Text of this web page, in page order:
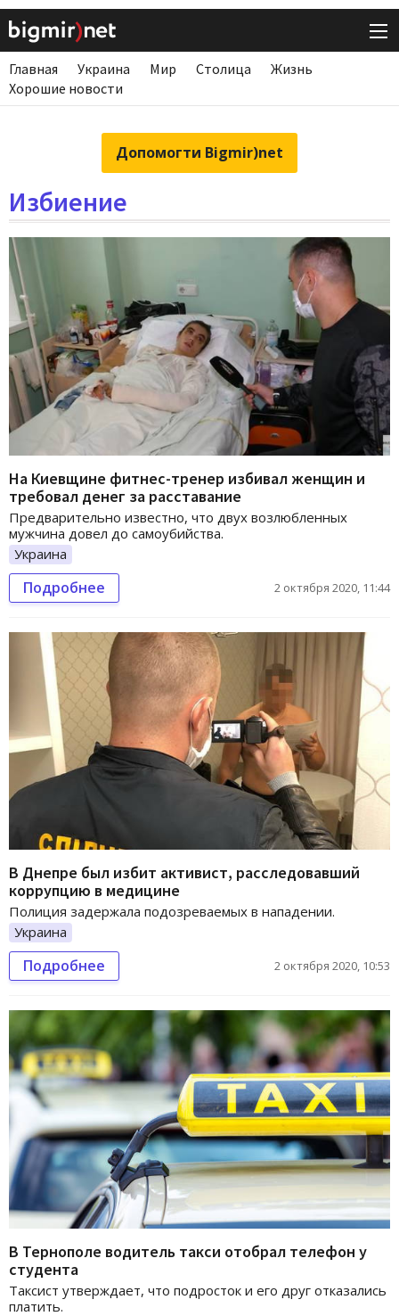
Главная Украина Мир Столица
Жизнь
Хорошие новости
Допомогти Bigmir)net
Избиение
На Киевщине фитнес-тренер избивал женщин и
требовал денег за расставание
Предварительно известно, что двух возлюбленных
мужчина довел до самоубийства.
Украина
Подробнее 2 октября 2020, 11:44
В Днепре был избит активист, расследовавший
коррупцию в медицине
Полиция задержала подозреваемых в нападении.
Украина
Подробнее 2 октября 2020, 10:53
В Тернополе водитель такси отобрал телефон у
студента
Таксист утверждает, что подросток и его друг отказались
платить.